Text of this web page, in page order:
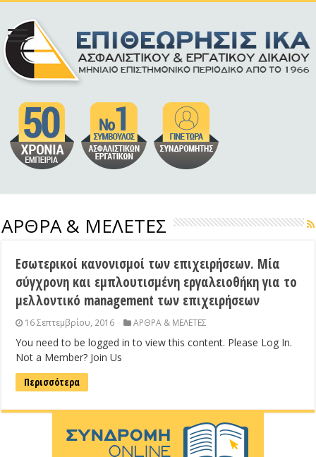
ΑΡΘΡΑ & ΜΕΛΕΤΕΣ
Εσωτερικοί κανονισμοί των επιχειρήσεων. Μία
σύγχρονη και εμπλουτισμένη εργαλειοθήκη για το
μελλοντικό management των επιχειρήσεων
16 Σεπτεμβρίου, 2016 ΑΡΘΡΑ & ΜΕΛΕΤΕΣ
You need to be logged in to view this content. Please Log In.
Not a Member? Join Us
Περισσότερα